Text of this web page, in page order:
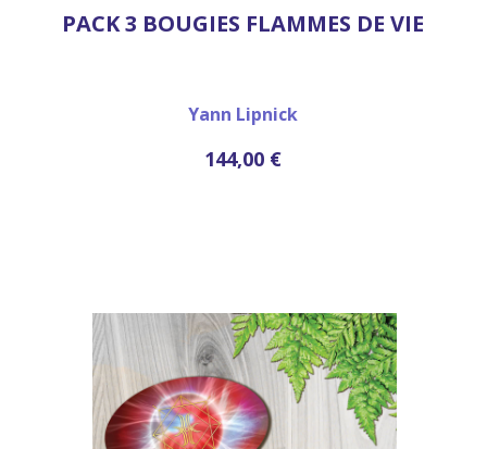
PACK 3 BOUGIES FLAMMES DE VIE
Yann Lipnick
144,00 €